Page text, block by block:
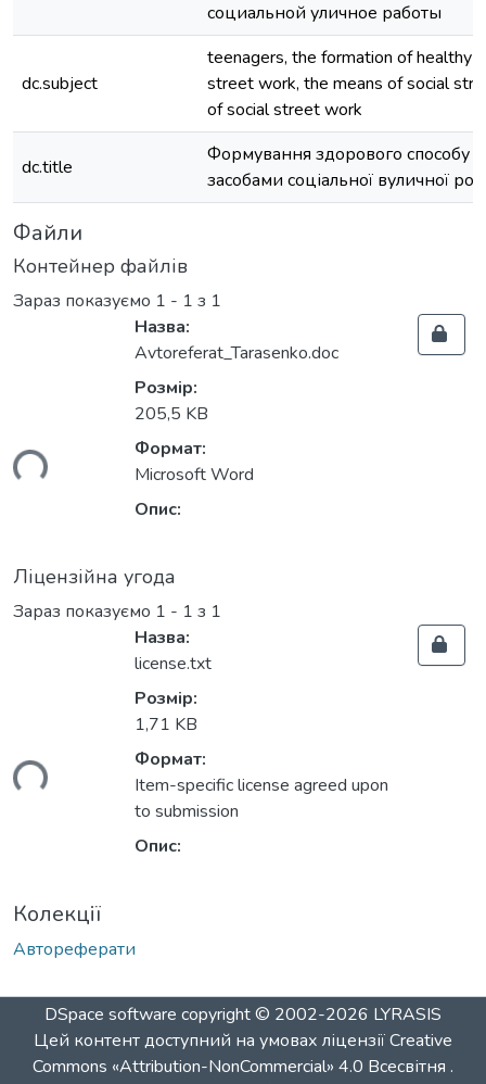
социальной уличное работы
dc.subject
teenagers, the formation of healthy
street work, the means of social
of social street work
dc.title
Формування здорового способу
засобами соціальної вуличної
Файли
Контейнер файлів
Зараз показуємо 1 - 1 з 1
Назва:
Avtoreferat_Tarasenko.doc
Розмір:
205,5 KB
Формат:
Microsoft Word
Опис:
Ліцензійна угода
Зараз показуємо 1 - 1 з 1
Назва:
license.txt
Розмір:
1,71 KB
Формат:
Item-specific license agreed upon
to submission
Опис:
Колекції
Автореферати
DSpace software copyright © 2002-2026 LYRASIS
Цей контент доступний на умовах ліцензіїCreative
Commons «Attribution-NonCommercial» 4.0 Всесвітня .